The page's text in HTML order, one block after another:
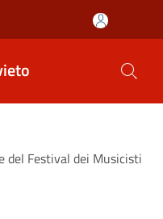
del Festival dei Musicisti